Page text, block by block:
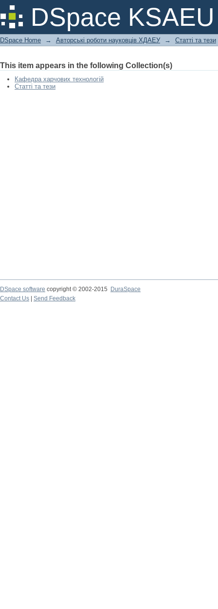
DSpace KSAEU
СУЧАСНІ АСПЕКТИ НАУКОВОГО
МЕДИЦИНИ
DSpace Home → Авторські роботи науковців ХДАЕУ → Статті та тези
This item appears in the following Collection(s)
Кафедра харчових технологій
Статті та тези
DSpace software copyright © 2002-2015
DuraSpace
Contact Us
Send Feedback